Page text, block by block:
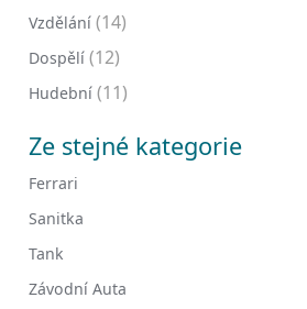
Vzdělání (14)
Dospělí (12)
Hudební (11)
Ze stejné kategorie
Ferrari
Sanitka
Tank
Závodní Auta